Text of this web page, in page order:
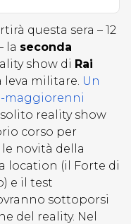
questa sera – 12
la seconda
show di Rai
leva militare. Un
maggiorenni
reality show
corso per
novità della
location (il Forte di
e il test
sottoporsi
del reality. Nel